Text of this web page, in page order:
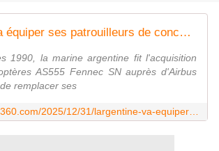
L'Argentine va équiper ses patrouilleurs de conception française avec quatre hélicoptères italiens AW109SP - Zone Militaire
1990, la marine argentine fit l'acquisition
AS555 Fennec SN auprès d'Airbus
remplacer ses